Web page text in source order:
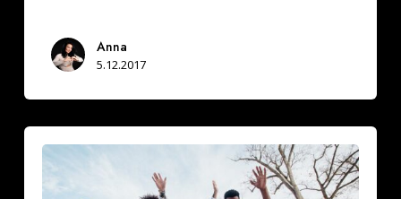
Anna
5.12.2017
hidastaa